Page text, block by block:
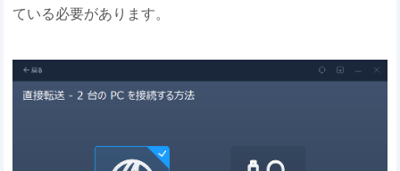
ている必要があります。